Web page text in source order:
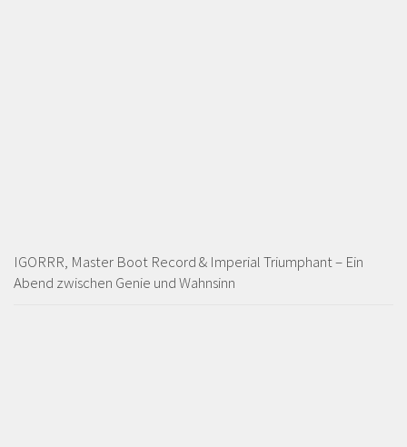
IGORRR, Master Boot Record & Imperial Triumphant – Ein
Abend zwischen Genie und Wahnsinn